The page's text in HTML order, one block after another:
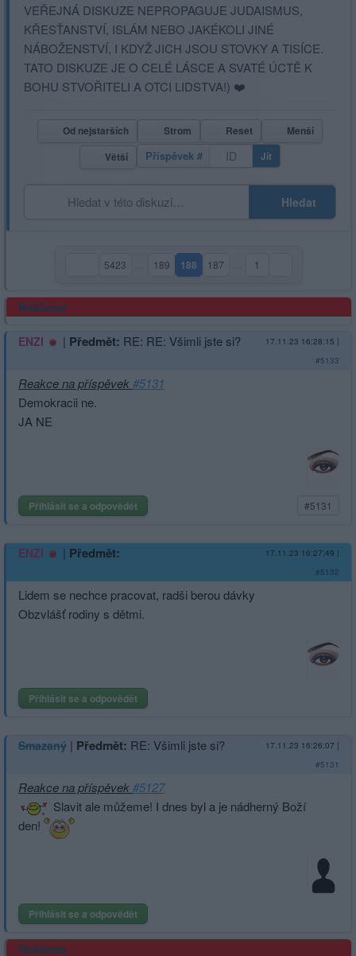
VEŘEJNÁ DISKUZE NEPROPAGUJE JUDAISMUS,
KŘESŤANSTVÍ, ISLÁM NEBO JAKÉKOLI JINÉ
NÁBOŽENSTVÍ, I KDYŽ JICH JSOU STOVKY A TISÍCE.
TATO DISKUZE JE O CELÉ LÁSCE A SVATÉ ÚCTĚ K
BOHU STVOŘITELI A OTCI LIDSTVA!) ❤️
Od nejstarších Strom Reset
Menší
Větší
Příspěvek # Jít
Hledat
5423 189 188(aktuální strana)
187 1
Reklama
ENZI | Předmět: RE: RE: Všimli jste si? 17.11.23 16:28:15 |
#5133
Reakce na příspěvek#5131
Demokracii ne.
JA NE
Přihlásit se a odpovědět #5131
ENZI | Předmět: 17.11.23 16:27:49 |
#5132
Lidem se nechce pracovat, radši berou dávky
Obzvlášť rodiny s dětmi.
Přihlásit se a odpovědět
Smazaný | Předmět: RE: Všimli jste si? 17.11.23 16:26:07 |
#5131
Reakce na příspěvek#5127
Slavit ale můžeme! I dnes byl a je nádherný Boží
den!
Přihlásit se a odpovědět
Reklama